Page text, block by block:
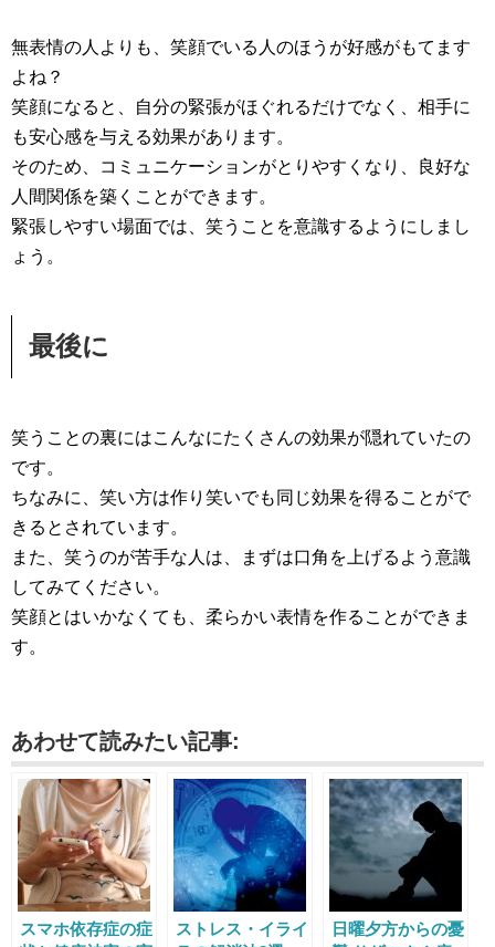
無表情の人よりも、笑顔でいる人のほうが好感がもてます
よね？
笑顔になると、自分の緊張がほぐれるだけでなく、相手に
も安心感を与える効果があります。
そのため、コミュニケーションがとりやすくなり、良好な
人間関係を築くことができます。
緊張しやすい場面では、笑うことを意識するようにしまし
ょう。
最後に
笑うことの裏にはこんなにたくさんの効果が隠れていたの
です。
ちなみに、笑い方は作り笑いでも同じ効果を得ることがで
きるとされています。
また、笑うのが苦手な人は、まずは口角を上げるよう意識
してみてください。
笑顔とはいかなくても、柔らかい表情を作ることができま
す。
あわせて読みたい記事:
スマホ依存症の症
ストレス・イライ
日曜夕方からの憂